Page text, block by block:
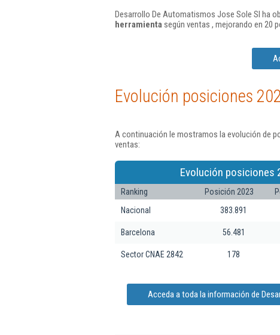
Desarrollo De Automatismos Jose Sole Sl ha
herramientasegún ventas , mejorando en 20
Evolución posiciones
A continuación le mostramos la evolución de
ventas:
Evolución posiciones
Ranking Posición 2023
Nacional
383.891
Barcelona 56.481
Sector CNAE 2842 178
Acceda a toda la información de